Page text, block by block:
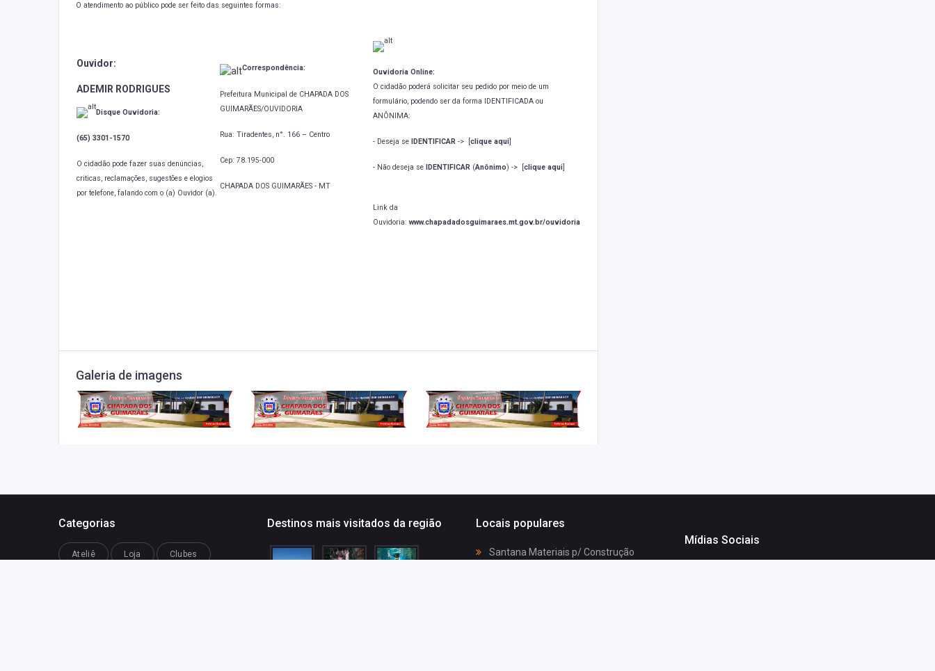
O atendimento ao público pode ser feito das seguintes formas:
Ouvidor:
ADEMIR RODRIGUES
Disque Ouvidoria:
(65) 3301-1570
O cidadão pode fazer suas denúncias,
criticas, reclamações, sugestões e elogios
por telefone, falando com o (a) Ouvidor (a).
Correspondência:
Prefeitura Municipal de CHAPADA DOS
GUIMARÃES/OUVIDORIA
Rua: Tiradentes, n°. 166 – Centro
Cep: 78.195-000
CHAPADA DOS GUIMARÃES - MT
Ouvidoria Online:
O cidadão poderá solicitar seu pedido por meio de um
formulário, podendo ser da forma IDENTIFICADA ou
ANÔNIMA:
- Deseja se IDENTIFICAR -> clique aqui
- Não deseja se IDENTIFICAR (Anônimo) -> clique aqui
Link da
Ouvidoria:www.chapadadosguimaraes.mt.gov.br/ouvidoria
Galeria de imagens
Categorias
Ateliê Loja Clubes
Destinos mais visitados da região Locais populares
Santana Materiais p/ Construção
Mídias Sociais